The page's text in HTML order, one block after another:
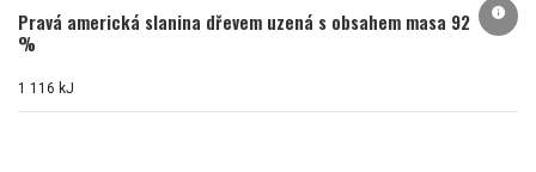
Pravá americká slanina dřevem uzená s obsahem masa 92
%
1 116 kJ
info